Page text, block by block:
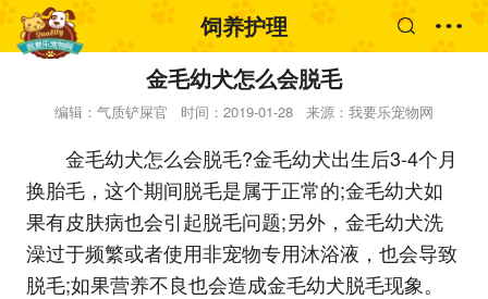
饲养护理
金毛幼犬怎么会脱毛
编辑：气质铲屎官 时间：2019-01-28 来源：我要乐宠物网
金毛幼犬怎么会脱毛?金毛幼犬出生后3-4个月
换胎毛，这个期间脱毛是属于正常的;金毛幼犬如
果有皮肤病也会引起脱毛问题;另外，金毛幼犬洗
澡过于频繁或者使用非宠物专用沐浴液，也会导致
脱毛;如果营养不良也会造成金毛幼犬脱毛现象。